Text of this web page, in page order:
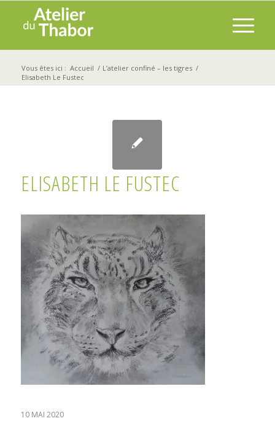
Vous êtes ici : Accueil / L’atelier confiné – les tigres /
Elisabeth Le Fustec
ELISABETH LE FUSTEC
10 MAI 2020